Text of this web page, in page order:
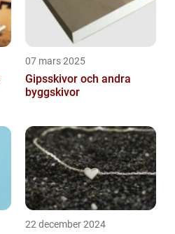
07 mars 2025
Gipsskivor och andra
byggskivor
22 december 2024